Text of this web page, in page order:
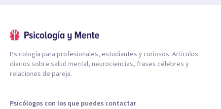
Psicología para profesionales, estudiantes y curiosos. Artículos
diarios sobre salud mental, neurociencias, frases célebres y
relaciones de pareja.
Psicólogos con los que puedes contactar